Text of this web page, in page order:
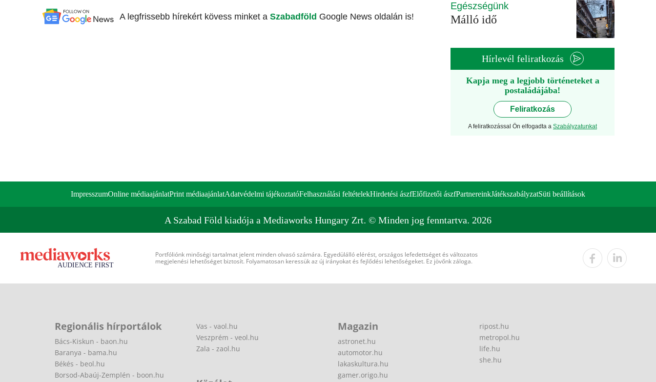
A legfrissebb hírekért kövess minket a Szabadföld Google News oldalán is!
Egészségünk
Málló idő
Hírlevél feliratkozás
Kapja meg a legjobb történeteket a
postaládájába!
Feliratkozás
A feliratkozással Ön elfogadta a Szabályzatunkat
ImpresszumOnline médiaajánlatPrint médiaajánlatAdatvédelmi tájékoztatóFelhasználási feltételekHirdetési ászfElőfizetői ászfPartnereinkJátékszabályzatSüti beállítások
A Szabad Föld kiadója a Mediaworks Hungary Zrt. © Minden jog fenntartva. 2026
Portfóliónk minőségi tartalmat jelent minden olvasó számára. Egyedülálló elérést, országos lefedettséget és változatos
megjelenési lehetőséget biztosít. Folyamatosan keressük az új irányokat és fejlődési lehetőségeket. Ez jövőnk záloga.
Regionális hírportálok
Bács-Kiskun - baon.hu
Baranya - bama.hu
Békés - beol.hu
Borsod-Abaúj-Zemplén - boon.hu
Vas - vaol.hu
Veszprém - veol.hu
Zala - zaol.hu
Magazin
astronet.hu
automotor.hu
lakaskultura.hu
gamer.origo.hu
ripost.hu
metropol.hu
life.hu
she.hu